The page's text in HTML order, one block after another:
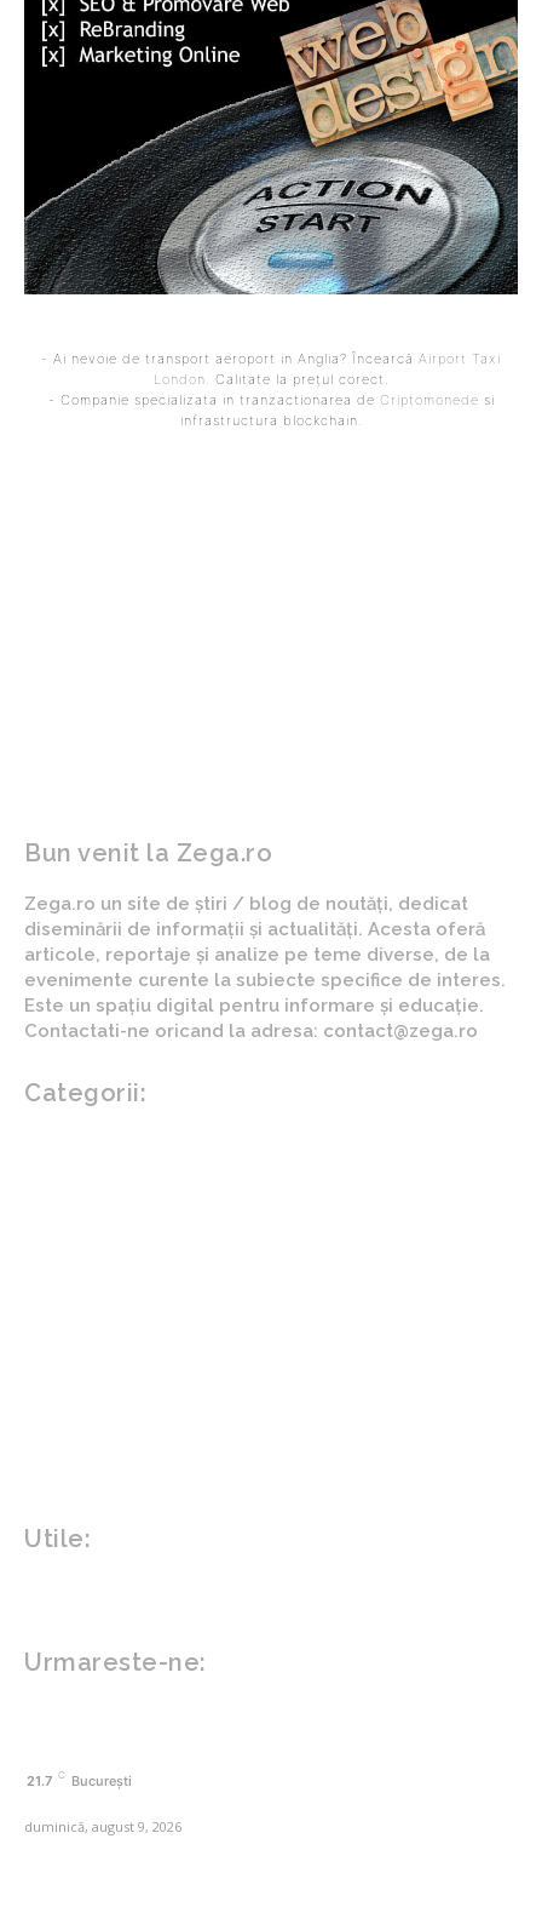
- Ai nevoie de transport aeroport in Anglia? Încearcă Airport Taxi
London . Calitate la prețul corect.
- Companie specializata in tranzactionarea de Criptomonede si
infrastructura blockchain.
Bun venit la Zega.ro
Zega.ro un site de știri / blog de noutăți, dedicat
diseminării de informații și actualități. Acesta oferă
articole, reportaje și analize pe teme diverse, de la
evenimente curente la subiecte specifice de interes.
Este un spațiu digital pentru informare și educație.
Contactati-ne oricand la adresa: contact@zega.ro
Categorii:
Utile:
Urmareste-ne:
21.7 C București
duminică, august 9, 2026